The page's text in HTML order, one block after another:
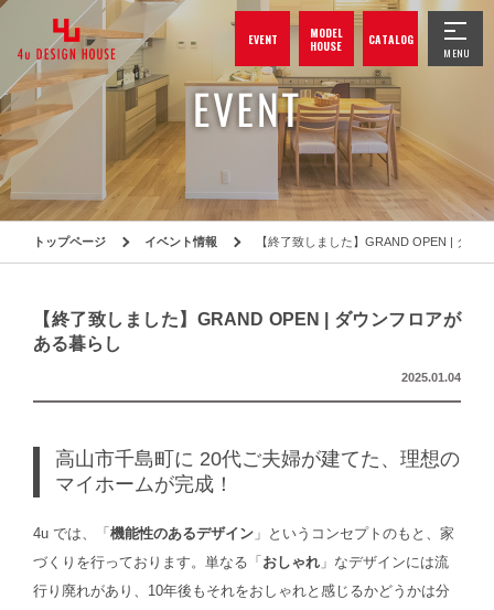
EVENT
MODEL
HOUSE
CATALOG
トップページ イベント情報 【終了致しました】GRAND OPEN | ダウ
【終了致しました】GRAND OPEN | ダウンフロアが
ある暮らし
2025.01.04
高山市千島町に 20代ご夫婦が建てた、理想の
マイホームが完成！
4u では、「 機能性のあるデザイン 」というコンセプトのもと、家
づくりを行っております。単なる「 おしゃれ 」なデザインには流
行り廃れがあり、10年後もそれをおしゃれと感じるかどうかは分